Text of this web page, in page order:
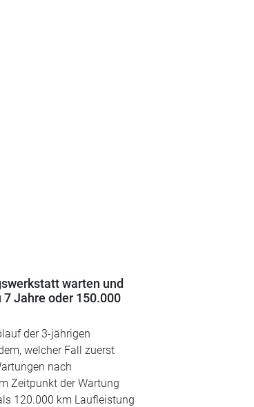
warten und
Jahre oder 150.000
der 3-jährigen
welcher Fall zuerst
nach
Zeitpunkt der Wartung
120.000 km Laufleistung